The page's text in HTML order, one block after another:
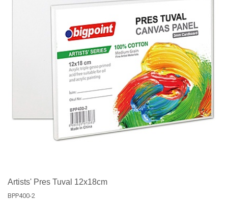
Artists' Pres Tuval 12x18cm
BPP400-2